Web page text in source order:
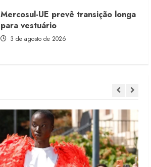
Mercosul-UE prevê transição longa
para vestuário
3 de agosto de 2026
Fakini prevê R$345 milhões de
receita em 2026